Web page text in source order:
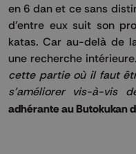
en 6 dan et ce sans
d’entre eux suit son
katas. Car au-delà de
une recherche
cette partie où il faut
s'améliorer vis-à-vis
adhérante au Butokukan